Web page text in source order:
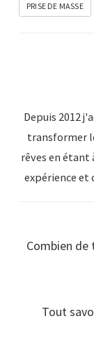
PRISE DE MASSE
Depuis 2012
transformer
rêves en étant
expérience et
Combien
Tout